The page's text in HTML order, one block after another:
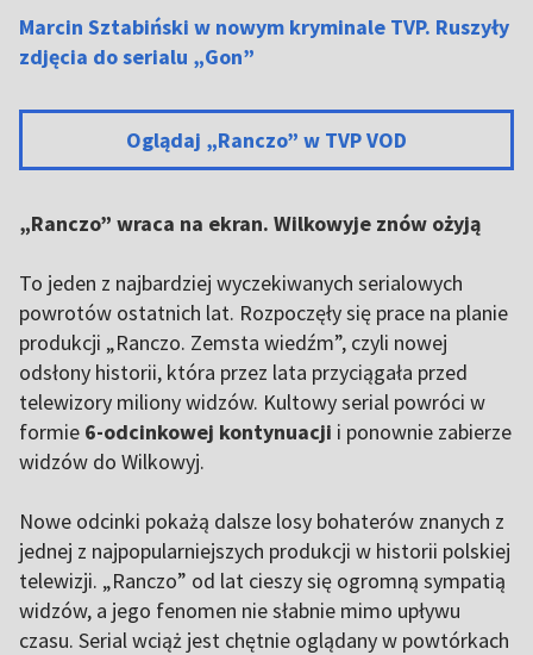
Marcin Sztabiński w nowym kryminale TVP. Ruszyły
zdjęcia do serialu „Gon”
Oglądaj „Ranczo” w TVP VOD
„Ranczo” wraca na ekran. Wilkowyje znów ożyją
To jeden z najbardziej wyczekiwanych serialowych
powrotów ostatnich lat. Rozpoczęły się prace na planie
produkcji „Ranczo. Zemsta wiedźm”, czyli nowej
odsłony historii, która przez lata przyciągała przed
telewizory miliony widzów. Kultowy serial powróci w
formie 6-odcinkowej kontynuacji i ponownie zabierze
widzów do Wilkowyj.
Nowe odcinki pokażą dalsze losy bohaterów znanych z
jednej z najpopularniejszych produkcji w historii polskiej
telewizji. „Ranczo” od lat cieszy się ogromną sympatią
widzów, a jego fenomen nie słabnie mimo upływu
czasu. Serial wciąż jest chętnie oglądany w powtórkach